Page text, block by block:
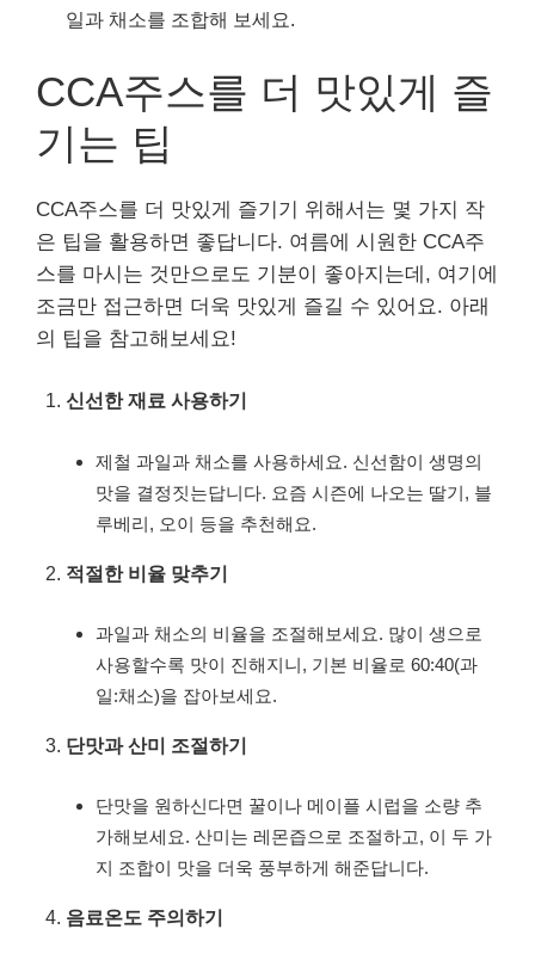
일과 채소를 조합해 보세요.
CCA주스를 더 맛있게 즐
기는 팁
CCA주스를 더 맛있게 즐기기 위해서는 몇 가지 작
은 팁을 활용하면 좋답니다. 여름에 시원한 CCA주
스를 마시는 것만으로도 기분이 좋아지는데, 여기에
조금만 접근하면 더욱 맛있게 즐길 수 있어요. 아래
의 팁을 참고해보세요!
신선한 재료 사용하기
제철 과일과 채소를 사용하세요. 신선함이 생명의
맛을 결정짓는답니다. 요즘 시즌에 나오는 딸기, 블
루베리, 오이 등을 추천해요.
적절한 비율 맞추기
과일과 채소의 비율을 조절해보세요. 많이 생으로
사용할수록 맛이 진해지니, 기본 비율로 60:40(과
일:채소)을 잡아보세요.
단맛과 산미 조절하기
단맛을 원하신다면 꿀이나 메이플 시럽을 소량 추
가해보세요. 산미는 레몬즙으로 조절하고, 이 두 가
지 조합이 맛을 더욱 풍부하게 해준답니다.
음료온도 주의하기